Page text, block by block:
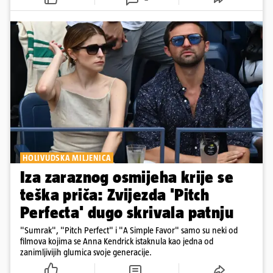
HOLIVUDSKA MILJENICA
Iza zaraznog osmijeha krije se
teška priča: Zvijezda 'Pitch
Perfecta' dugo skrivala patnju
"Sumrak", "Pitch Perfect" i "A Simple Favor" samo su neki od
filmova kojima se Anna Kendrick istaknula kao jedna od
zanimljivijih glumica svoje generacije.